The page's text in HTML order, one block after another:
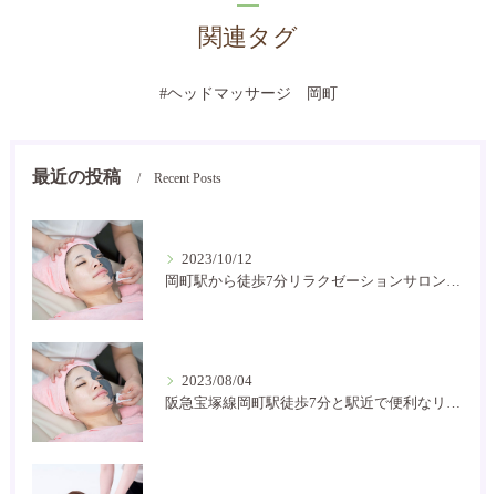
関連タグ
#ヘッドマッサージ 岡町
最近の投稿 Recent Posts
2023/10/12
岡町駅から徒歩7分リラクゼーションサロン癒し空間です
2023/08/04
阪急宝塚線岡町駅徒歩7分と駅近で便利なリラクゼーションサロン！お家サロンで気軽に通いやすいです。